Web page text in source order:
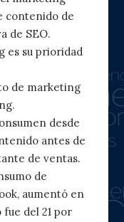
contenido de
de SEO.
es su prioridad
de marketing
desde
antes de
de ventas.
de
aumentó en
del 21 por